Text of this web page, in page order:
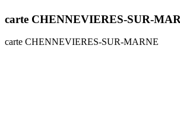
carte CHENNEVIERES-SUR-
carte CHENNEVIERES-SUR-MARNE